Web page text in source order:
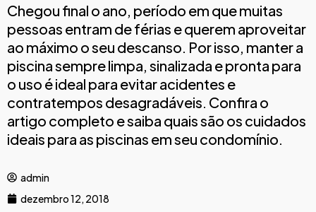
Chegou final o ano, período em que muitas
pessoas entram de férias e querem aproveitar
ao máximo o seu descanso. Por isso, manter a
piscina sempre limpa, sinalizada e pronta para
o uso é ideal para evitar acidentes e
contratempos desagradáveis. Confira o
artigo completo e saiba quais são os cuidados
ideais para as piscinas em seu condomínio.
admin
dezembro 12, 2018